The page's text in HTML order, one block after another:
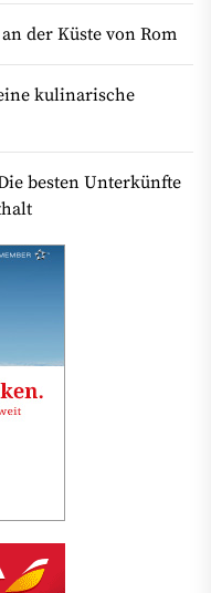
der Küste von Rom
kulinarische
besten Unterkünfte